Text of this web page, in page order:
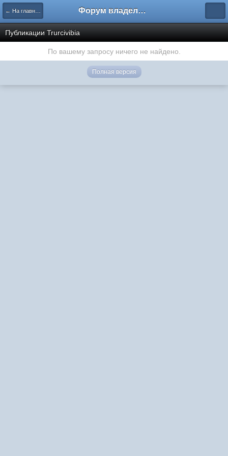
← На главную Форум владельцев интернет-магазинов
Публикации Trurcivibia
По вашему запросу ничего не найдено.
Полная версия